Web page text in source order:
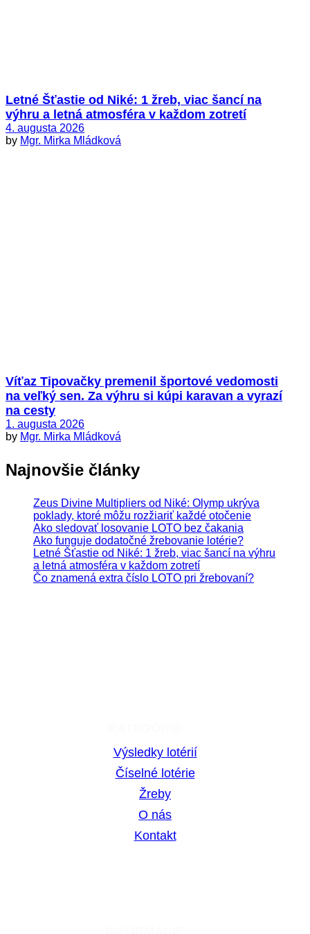
Letné Šťastie od Niké: 1 žreb, viac šancí na
výhru a letná atmosféra v každom zotretí
4. augusta 2026
by Mgr. Mirka Mládková
Víťaz Tipovačky premenil športové vedomosti
na veľký sen. Za výhru si kúpi karavan a vyrazí
na cesty
1. augusta 2026
by Mgr. Mirka Mládková
Najnovšie články
Zeus Divine Multipliers od Niké: Olymp ukrýva
poklady, ktoré môžu rozžiariť každé otočenie
Ako sledovať losovanie LOTO bez čakania
Ako funguje dodatočné žrebovanie lotérie?
Letné Šťastie od Niké: 1 žreb, viac šancí na výhru
a letná atmosféra v každom zotretí
Čo znamená extra číslo LOTO pri žrebovaní?
Výsledky lotérií
Číselné lotérie
Žreby
O nás
Kontakt